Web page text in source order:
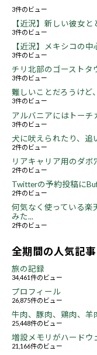
3件のビュー
【近況】新しい彼女と
3件のビュー
【近況】メキシコの
3件のビュー
チリ北部のゴーストタ
3件のビュー
難しいことだろうけど
3件のビュー
アルバニアにはトーチ
3件のビュー
犬に吠えられたり、追
2件のビュー
リアキャリア用のダボ
2件のビュー
Twitterの予約投稿に
2件のビュー
何気なく使っている楽
みた...
2件のビュー
全期間の人気記事
旅の記録
34,461件のビュー
プロフィール
26,875件のビュー
牛肉、豚肉、鶏肉、羊
25,448件のビュー
増設メモリがハードウ
21,166件のビュー